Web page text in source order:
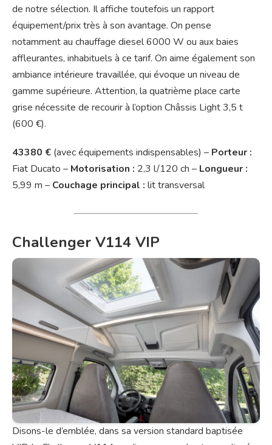
de notre sélection. Il affiche toutefois un rapport
équipement/prix très à son avantage. On pense
notamment au chauffage diesel 6000 W ou aux baies
affleurantes, inhabituels à ce tarif. On aime également son
ambiance intérieure travaillée, qui évoque un niveau de
gamme supérieure. Attention, la quatrième place carte
grise nécessite de recourir à l’option Châssis Light 3,5 t
(600 €).
43380 € (avec équipements indispensables) – Porteur :
Fiat Ducato – Motorisation : 2,3 l/120 ch – Longueur :
5,99 m – Couchage principal : lit transversal
Challenger V114 VIP
Disons-le d’emblée, dans sa version standard baptisée